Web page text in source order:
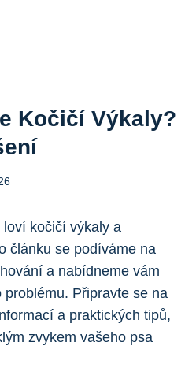
Kočičí Výkaly?
kočičí výkaly a
článku se podíváme na
a nabídneme vám
Připravte se na
a praktických tipů,
zvykem vašeho psa